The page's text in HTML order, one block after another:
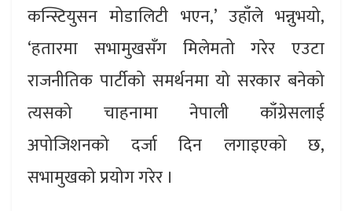
कन्स्टियुसन मोडालिटी भएन,’ उहाँले भन्नुभयो,
‘हतारमा सभामुखसँग मिलेमतो गरेर एउटा
राजनीतिक पार्टीको समर्थनमा यो सरकार बनेको
त्यसको चाहनामा नेपाली काँग्रेसलाई
अपोजिशनको दर्जा दिन लगाइएको छ,
सभामुखको प्रयोग गरेर ।